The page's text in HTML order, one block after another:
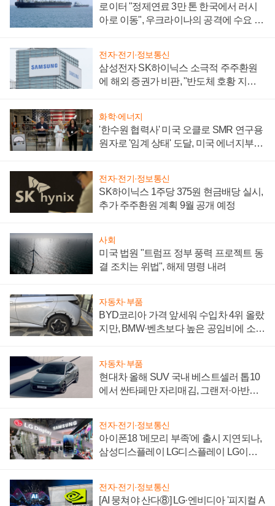
로이터 "정제연료 3만 톤 한국에서 러시
아로 이동", 우크라이나의 공격에 수요 늘
전자·전기·정보통신
삼성전자 SK하이닉스 소극적 주주환원
에 해외 증권가 비판, "반도체 호황 지속
화학·에너지
'한수원 협력사' 미국 오클로 SMR 연구용
원자로 '임계 상태' 도달, 미국 에너지부
전자·전기·정보통신
SK하이닉스 1주당 375원 현금배당 실시,
추가 주주환원 계획 9월 공개 예정
사회
미국 법원 "트럼프 정부 풍력 프로젝트 동
결 조치는 위법", 해제 명령 내려
자동차·부품
BYD코리아 가격 앞세워 수입차 4위 올랐
지만, BMW·벤츠보다 높은 공임비에 소비
자동차·부품
현대차 올해 SUV 국내 베스트셀러 톱10
에서 싼타페만 자리매김, 그랜저·아반떼
전자·전기·정보통신
아이폰18 '메모리 부족'에 출시 지연되나,
삼성디스플레이 LG디스플레이 LG이노
전자·전기·정보통신
[AI 뭉쳐야 산다⑧] LG·엔비디아 '피지컬 A